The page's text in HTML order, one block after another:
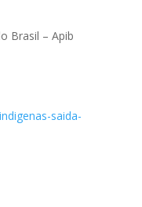
Brasil – Apib
saida-